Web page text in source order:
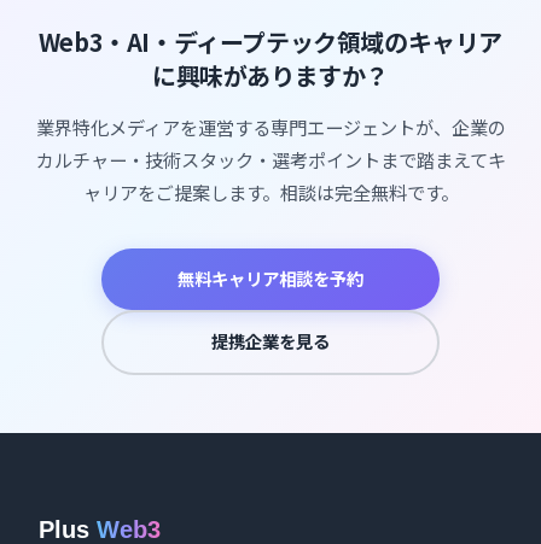
Web3・AI・ディープテック領域のキャリア
に興味がありますか？
業界特化メディアを運営する専門エージェントが、企業の
カルチャー・技術スタック・選考ポイントまで踏まえてキ
ャリアをご提案します。相談は完全無料です。
無料キャリア相談を予約
提携企業を見る
Plus Web3